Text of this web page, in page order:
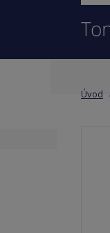
Úvod